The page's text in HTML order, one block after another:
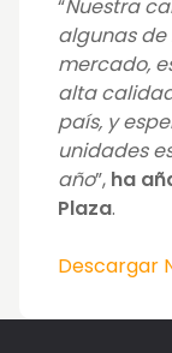
“Nuestra
algunas
mercado,
alta
país, y
unidades
año”, ha
Plaza.
Descargar